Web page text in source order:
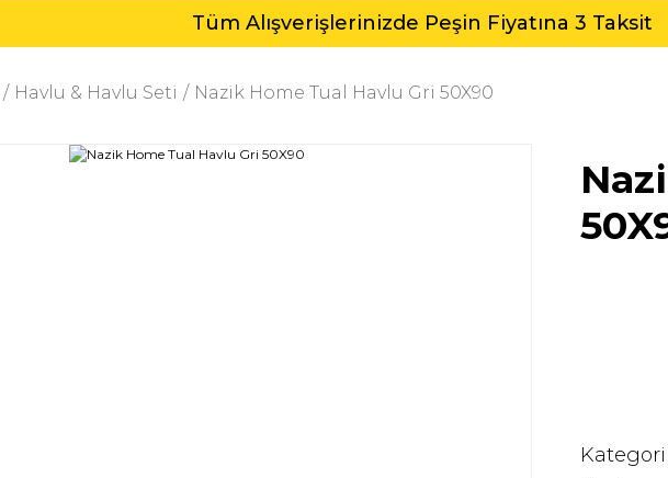
Tüm Alışverişlerinizde Peşin Fiyatına 3 Taksit
Havlu & Havlu Seti Nazik Home Tual Havlu Gri 50X90
Kategori